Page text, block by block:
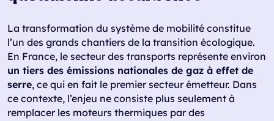
La transformation du système de mobilité constitue
l’un des grands chantiers de la transition écologique.
En France, le secteur des transports représente environ
un tiers des émissions nationales de gaz à effet de
serre, ce qui en fait le premier secteur émetteur. Dans
ce contexte, l’enjeu ne consiste plus seulement à
remplacer les moteurs thermiques par des